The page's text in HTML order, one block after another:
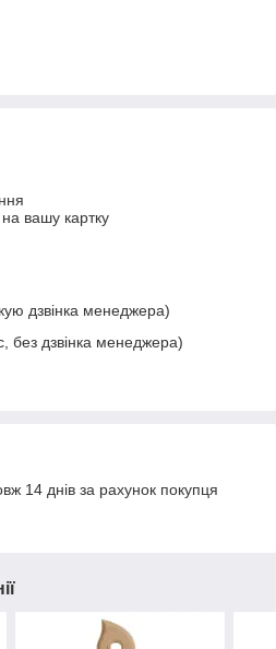
вашу картку
дзвінка менеджера)
без дзвінка менеджера)
14 днів за рахунок покупця